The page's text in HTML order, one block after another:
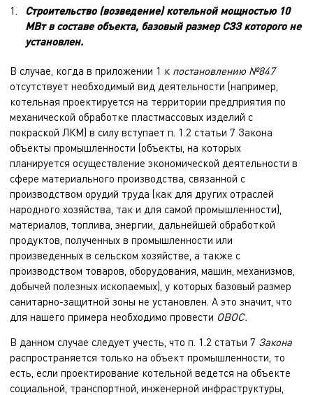
Строительство (возведение) котельной мощностью 10
МВт в составе объекта, базовый размер СЗЗ которого не
установлен.
В случае, когда в приложении 1 к постановлению №847
отсутствует необходимый вид деятельности (например,
котельная проектируется на территории предприятия по
механической обработке пластмассовых изделий с
покраской ЛКМ) в силу вступает п. 1.2 статьи 7 Закона
объекты промышленности (объекты, на которых
планируется осуществление экономической деятельности в
сфере материального производства, связанной с
производством орудий труда (как для других отраслей
народного хозяйства, так и для самой промышленности),
материалов, топлива, энергии, дальнейшей обработкой
продуктов, полученных в промышленности или
произведенных в сельском хозяйстве, а также с
производством товаров, оборудования, машин, механизмов,
добычей полезных ископаемых), у которых базовый размер
санитарно-защитной зоны не установлен. А это значит, что
для нашего примера необходимо провести ОВОС.
В данном случае следует учесть, что п. 1.2 статьи 7 Закона
распространяется только на объект промышленности, то
есть, если проектирование котельной ведется на объекте
социальной, транспортной, инженерной инфраструктуры,